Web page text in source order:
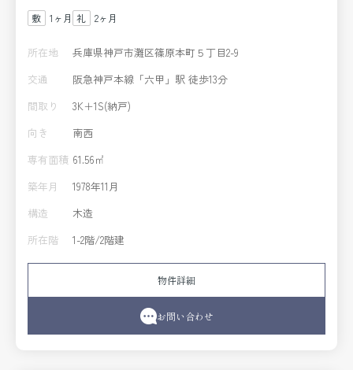
1ヶ月 2ヶ月
所在地
兵庫県神戸市灘区篠原本町５丁目2-9
交通
阪急神戸本線「六甲」駅 徒歩13分
間取り
3K＋1S(納戸)
向き
南西
専有面積 61.56㎡
築年月
1978年11月
構造
木造
所在階
1-2階/2階建
物件詳細
お問い合わせ